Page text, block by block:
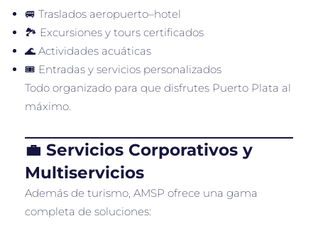
🚐 Traslados aeropuerto–hotel
🏞️ Excursiones y tours certificados
🌊 Actividades acuáticas
🎟️ Entradas y servicios personalizados
Todo organizado para que disfrutes Puerto Plata al
máximo.
💼 Servicios Corporativos y
Multiservicios
Además de turismo, AMSP ofrece una gama
completa de soluciones: